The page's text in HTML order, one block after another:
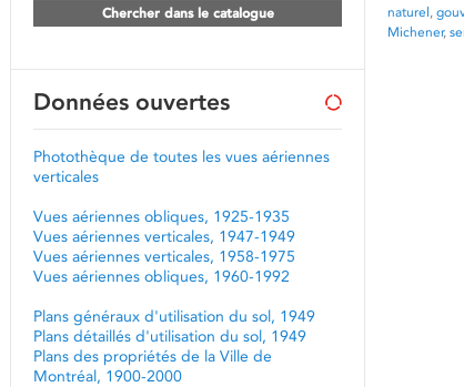
naturel,
Michener,
Chercher dans le catalogue
Données ouvertes
Photothèque de toutes les vues aériennes
verticales
Vues aériennes obliques, 1925-1935
Vues aériennes verticales, 1947-1949
Vues aériennes verticales, 1958-1975
Vues aériennes obliques, 1960-1992
Plans généraux d'utilisation du sol, 1949
Plans détaillés d'utilisation du sol, 1949
Plans des propriétés de la Ville de
Montréal, 1900-2000